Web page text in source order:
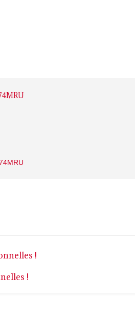
!